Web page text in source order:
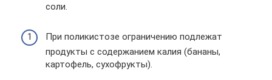
соли.
При поликистозе ограничению подлежат
продукты с содержанием калия (бананы,
картофель, сухофрукты).